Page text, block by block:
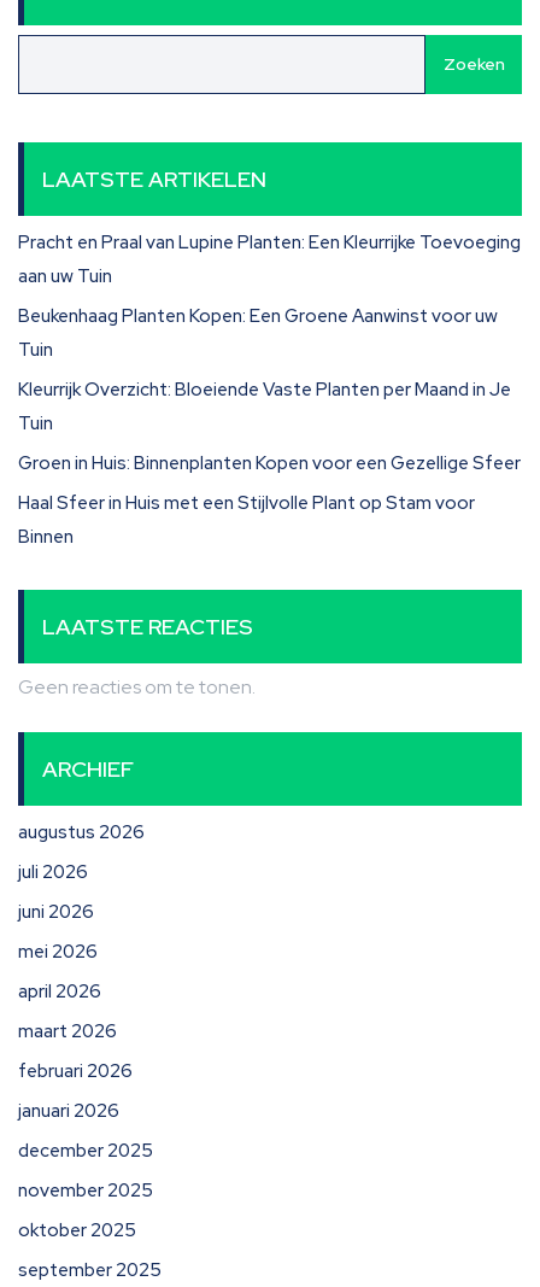
Zoeken
LAATSTE ARTIKELEN
Pracht en Praal van Lupine Planten: Een Kleurrijke Toevoeging
aan uw Tuin
Beukenhaag Planten Kopen: Een Groene Aanwinst voor uw
Tuin
Kleurrijk Overzicht: Bloeiende Vaste Planten per Maand in Je
Tuin
Groen in Huis: Binnenplanten Kopen voor een Gezellige Sfeer
Haal Sfeer in Huis met een Stijlvolle Plant op Stam voor
Binnen
LAATSTE REACTIES
Geen reacties om te tonen.
ARCHIEF
augustus 2026
juli 2026
juni 2026
mei 2026
april 2026
maart 2026
februari 2026
januari 2026
december 2025
november 2025
oktober 2025
september 2025